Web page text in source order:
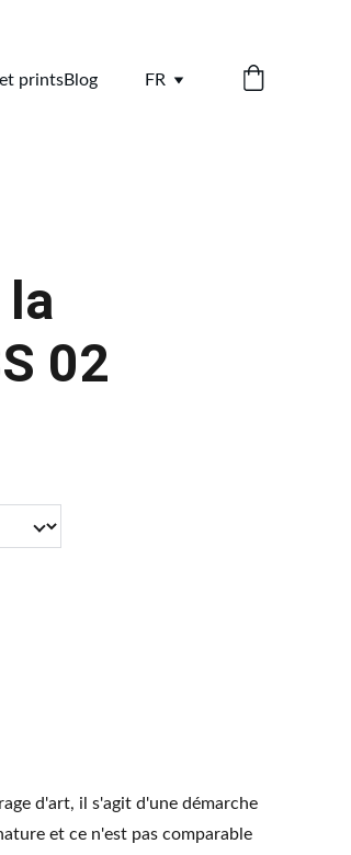
printsBlog FR
02
d'art, il s'agit d'une démarche
et ce n'est pas comparable